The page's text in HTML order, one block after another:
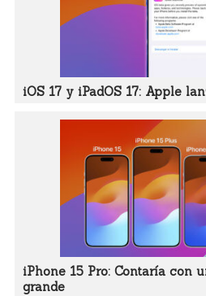
iOS 17 y iPadOS 17: Apple
iPhone 15 Pro: Contaría con
grande